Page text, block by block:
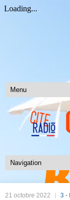
21 octobre 2022 3 -